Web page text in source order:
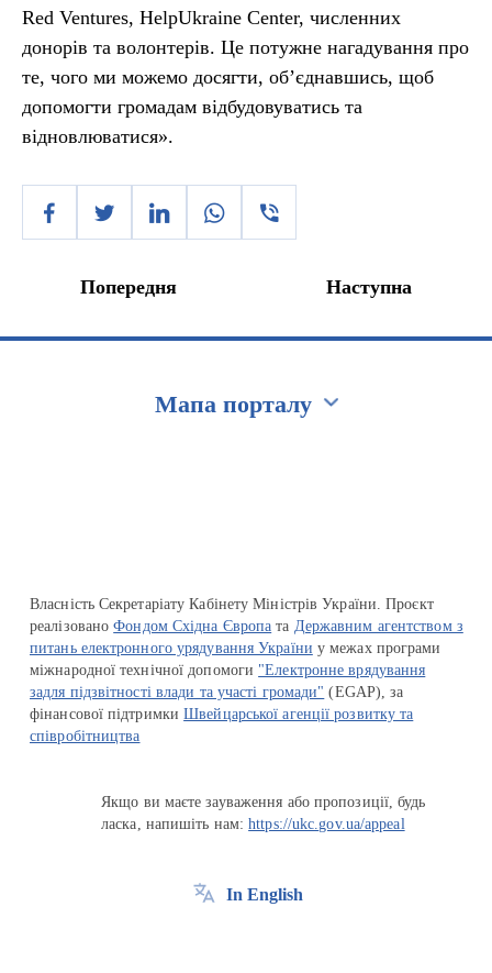
Red Ventures, HelpUkraine Center, численних
донорів та волонтерів. Це потужне нагадування про
те, чого ми можемо досягти, об’єднавшись, щоб
допомогти громадам відбудовуватись та
відновлюватися».
Попередня Наступна
Мапа порталу
Власність Секретаріату Кабінету Міністрів України. Проєкт
реалізованоФондом Східна Європа та Державним агентством з
питань електронного урядування України у межах програми
міжнародної технічної допомоги "Електронне врядування
задля підзвітності влади та участі громади" (EGAP), за
фінансової підтримкиШвейцарської агенції розвитку та
співробітництва
Якщо ви маєте зауваження або пропозиції, будь
ласка, напишіть нам:https://ukc.gov.ua/appeal
In English